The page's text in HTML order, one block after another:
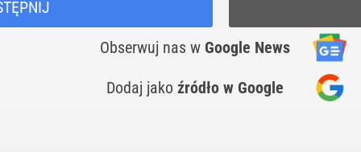
Obserwuj nas w Google News
Dodaj jako źródło w Google